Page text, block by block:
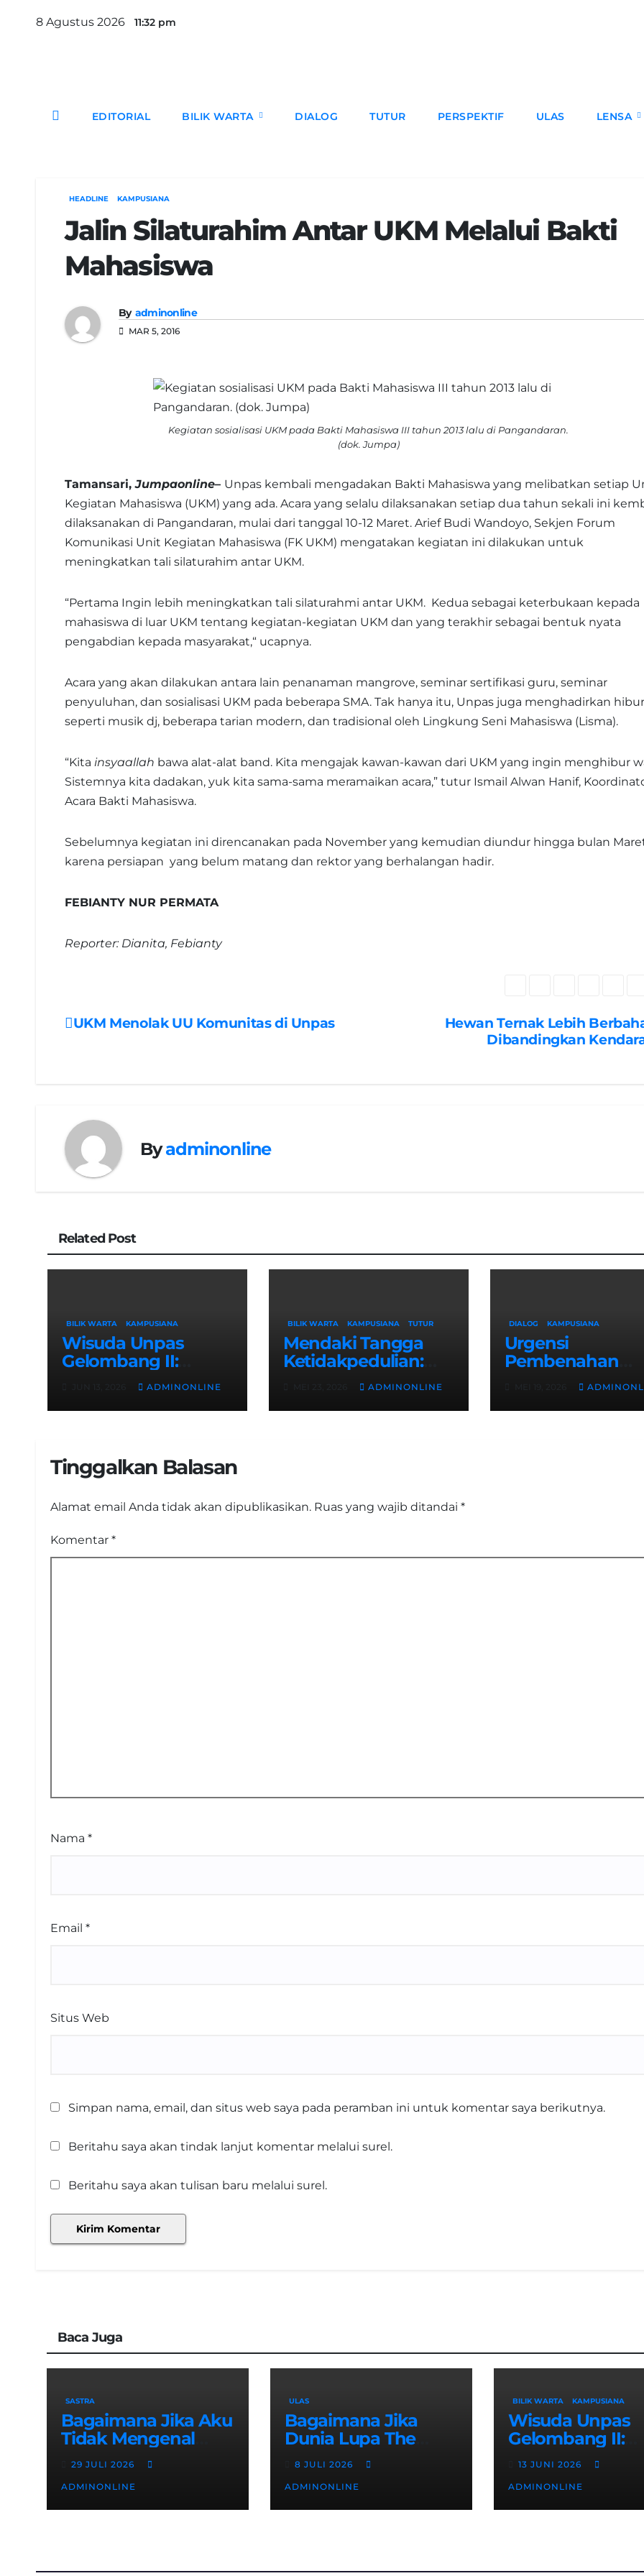
8 Agustus 2026 11:32 pm
EDITORIAL BILIK WARTA DIALOG TUTUR PERSPEKTIF ULAS LENSA
HEADLINE KAMPUSIANA
Jalin Silaturahim Antar UKM Melalui Bakti
Mahasiswa
By adminonline
MAR 5, 2016
Kegiatan sosialisasi UKM pada Bakti Mahasiswa III tahun 2013 lalu di Pangandaran.
(dok. Jumpa)
Tamansari, Jumpaonline– Unpas kembali mengadakan Bakti Mahasiswa yang melibatkan setiap
Kegiatan Mahasiswa (UKM) yang ada. Acara yang selalu dilaksanakan setiap dua tahun sekali ini
dilaksanakan di Pangandaran, mulai dari tanggal 10-12 Maret. Arief Budi Wandoyo, Sekjen Forum
Komunikasi Unit Kegiatan Mahasiswa (FK UKM) mengatakan kegiatan ini dilakukan untuk
meningkatkan tali silaturahim antar UKM.
“Pertama Ingin lebih meningkatkan tali silaturahmi antar UKM. Kedua sebagai keterbukaan kepada
mahasiswa di luar UKM tentang kegiatan-kegiatan UKM dan yang terakhir sebagai bentuk nyata
pengabdian kepada masyarakat,“ ucapnya.
Acara yang akan dilakukan antara lain penanaman mangrove, seminar sertifikasi guru, seminar
penyuluhan, dan sosialisasi UKM pada beberapa SMA. Tak hanya itu, Unpas juga menghadirkan
seperti musik dj, beberapa tarian modern, dan tradisional oleh Lingkung Seni Mahasiswa (Lisma).
“Kita insyaallah bawa alat-alat band. Kita mengajak kawan-kawan dari UKM yang ingin menghibur
Sistemnya kita dadakan, yuk kita sama-sama meramaikan acara,” tutur Ismail Alwan Hanif,
Acara Bakti Mahasiswa.
Sebelumnya kegiatan ini direncanakan pada November yang kemudian diundur hingga bulan
karena persiapan yang belum matang dan rektor yang berhalangan hadir.
FEBIANTY NUR PERMATA
Reporter: Dianita, Febianty
Navigasi
Hewan Ternak Lebih
Dibandingkan
UKM Menolak UU Komunitas di Unpas
Byadminonline
Related Post
BILIK WARTA KAMPUSIANA
Wisuda Unpas
Gelombang II:
Rektor Tekankan
Pentingnya
Sertifikasi Keahlian
ADMINONLINE
BILIK WARTA KAMPUSIANA TUTUR
Mendaki Tangga
Ketidakpedulian:
Menagih Hak
Disabilitas yang
Terpasung di
ADMINONLINE
DIALOG KAMPUSIANA
Urgensi
Pembenahan
Fasilitas:
Aksesibilitas
Disabilitas di
Tinggalkan Balasan
Alamat email Anda tidak akan dipublikasikan. Ruas yang wajib ditandai *
Komentar *
Nama *
Email *
Situs Web
Simpan nama, email, dan situs web saya pada peramban ini untuk komentar saya berikutnya.
Beritahu saya akan tindak lanjut komentar melalui surel.
Beritahu saya akan tulisan baru melalui surel.
Baca Juga
SASTRA
Bagaimana Jika Aku
Tidak Mengenal
Tuhan?
29 JULI 2026
ADMINONLINE
ULAS
Bagaimana Jika
Dunia Lupa The
Beatles? Sebuah
Surat Cinta dan
Kritik
8 JULI 2026
ADMINONLINE
BILIK WARTA KAMPUSIANA
Wisuda Unpas
Gelombang II:
Rektor Tekankan
Pentingnya
Sertifikasi
13 JUNI 2026
ADMINONLINE